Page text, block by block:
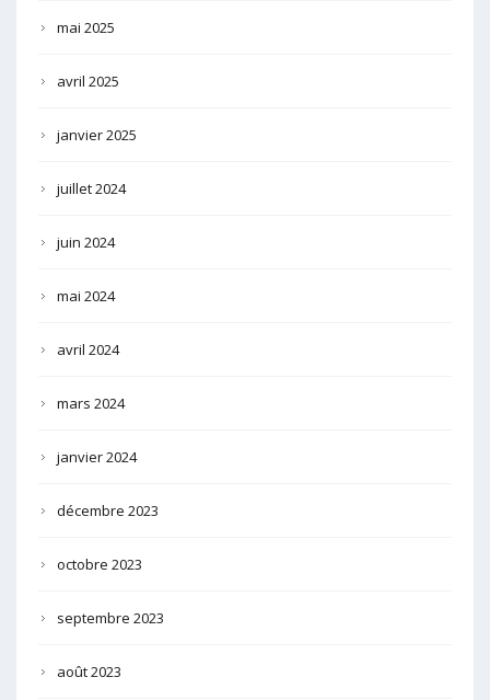
mai 2025
avril 2025
janvier 2025
juillet 2024
juin 2024
mai 2024
avril 2024
mars 2024
janvier 2024
décembre 2023
octobre 2023
septembre 2023
août 2023